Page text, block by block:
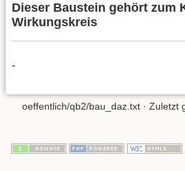
Dieser Baustein gehört zum
Wirkungskreis
-
oeffentlich/qb2/bau_daz.txt · Zuletzt